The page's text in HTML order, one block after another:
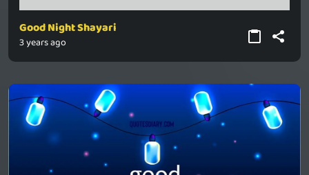
Good Night Shayari
3 years ago